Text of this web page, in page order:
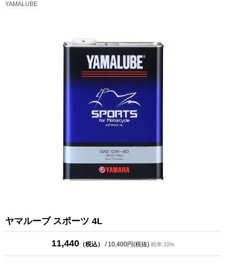
YAMALUBE
ヤマルーブ スポーツ 4L
11,440 （税込） / 10,400円(税抜) 税率:10%